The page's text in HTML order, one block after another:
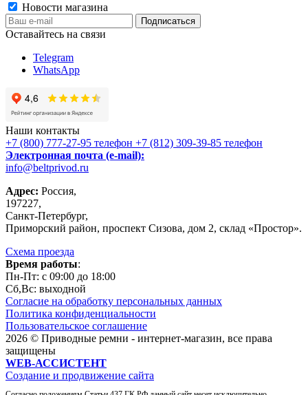
Новости магазина
Оставайтесь на связи
Telegram
WhatsApp
Наши контакты
+7 (800) 777-27-95 телефон +7 (812) 309-39-85 телефон
Электронная почта (e-mail):
info@beltprivod.ru
Адрес: Россия,
197227,
Санкт-Петербург,
Приморский район, проспект Сизова, дом 2, склад «Простор».
Схема проезда
Время работы:
Пн-Пт: c 09:00 до 18:00
Сб,Вc: выходной
Согласие на обработку персональных данных
Политика конфиденциальности
Пользовательское соглашение
2026 © Приводные ремни - интернет-магазин, все права
защищены
WEB-АССИСТЕНТ
Создание и продвижение сайта